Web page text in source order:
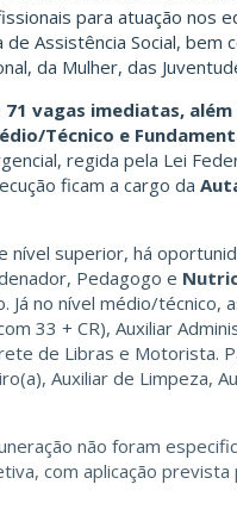
para atuação nos
Assistência Social, bem
da Mulher, das
71 vagas imediatas,
Técnico e
regida pela Lei
ficam a cargo da
nível superior, há
Pedagogo e
Já no nível médio/técnico,
33 + CR), Auxiliar
de Libras e Motorista.
Auxiliar de Limpeza,
não foram
com aplicação prevista